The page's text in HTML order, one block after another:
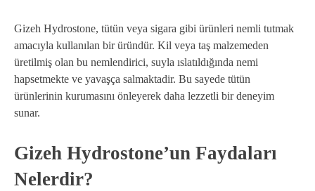
Gizeh Hydrostone, tütün veya sigara gibi ürünleri nemli tutmak
amacıyla kullanılan bir üründür. Kil veya taş malzemeden
üretilmiş olan bu nemlendirici, suyla ıslatıldığında nemi
hapsetmekte ve yavaşça salmaktadir. Bu sayede tütün
ürünlerinin kurumasını önleyerek daha lezzetli bir deneyim
sunar.
Gizeh Hydrostone’un Faydaları
Nelerdir?